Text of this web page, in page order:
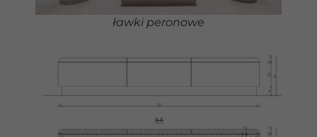
ławki peronowe
funkcjonalność
i strukturę
internetowej,
strona jest
używana.